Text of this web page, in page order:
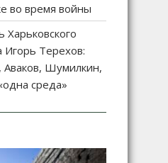
во время войны
Харьковского
Игорь Терехов:
Аваков, Шумилкин,
среда»